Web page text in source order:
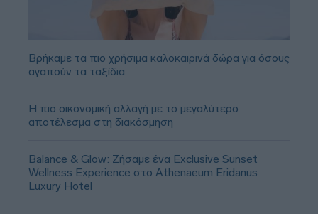
Βρήκαμε τα πιο χρήσιμα καλοκαιρινά δώρα για όσους
αγαπούν τα ταξίδια
Η πιο οικονομική αλλαγή με το μεγαλύτερο
αποτέλεσμα στη διακόσμηση
Balance & Glow: Ζήσαμε ένα Exclusive Sunset
Wellness Experience στο Athenaeum Eridanus
Luxury Hotel